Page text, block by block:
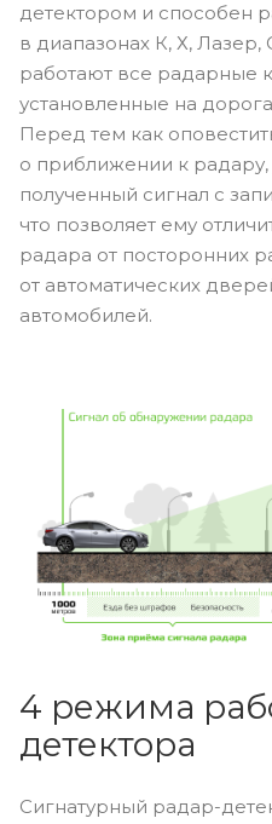
детектором и способен
в диапазонах К, Х, Лазер,
работают все радарные
установленные на
Перед тем как
о приближении к радару,
полученный сигнал с
что позволяет ему
радара от посторонних
от автоматических
автомобилей.
4 режима
детектора
Сигнатурный радар-